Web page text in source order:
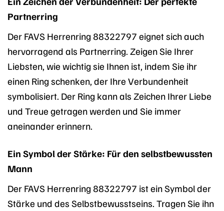
Partnerring
Der FAVS Herrenring 88322797 eignet sich auch
hervorragend als Partnerring. Zeigen Sie Ihrer
Liebsten, wie wichtig sie Ihnen ist, indem Sie ihr
einen Ring schenken, der Ihre Verbundenheit
symbolisiert. Der Ring kann als Zeichen Ihrer Liebe
und Treue getragen werden und Sie immer
aneinander erinnern.
Ein Symbol der Stärke: Für den selbstbewussten
Mann
Der FAVS Herrenring 88322797 ist ein Symbol der
Stärke und des Selbstbewusstseins. Tragen Sie ihn